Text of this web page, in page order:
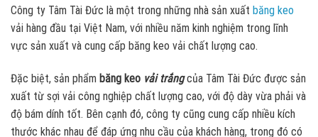
Công ty Tâm Tài Đức là một trong những nhà sản xuất băng keo
vải hàng đầu tại Việt Nam, với nhiều năm kinh nghiệm trong lĩnh
vực sản xuất và cung cấp băng keo vải chất lượng cao.
Đặc biệt, sản phẩm băng keo vải trắngcủa Tâm Tài Đức được sản
xuất từ sợi vải công nghiệp chất lượng cao, với độ dày vừa phải và
độ bám dính tốt. Bên cạnh đó, công ty cũng cung cấp nhiều kích
thước khác nhau để đáp ứng nhu cầu của khách hàng, trong đó có